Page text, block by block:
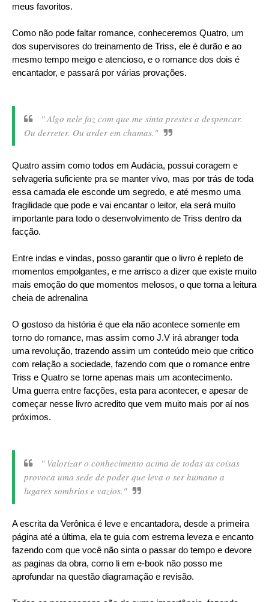
meus favoritos.
Como não pode faltar romance, conheceremos Quatro, um
dos supervisores do treinamento de Triss, ele é durão e ao
mesmo tempo meigo e atencioso, e o romance dos dois é
encantador, e passará por várias provações.
" Algo nele faz com que me sinta prestes a despencar.
Ou derreter. Ou arder em chamas."
Quatro assim como todos em Audácia, possui coragem e
selvageria suficiente pra se manter vivo, mas por trás de toda
essa camada ele esconde um segredo, e até mesmo uma
fragilidade que pode e vai encantar o leitor, ela será muito
importante para todo o desenvolvimento de Triss dentro da
facção.
Entre indas e vindas, posso garantir que o livro é repleto de
momentos empolgantes, e me arrisco a dizer que existe muito
mais emoção do que momentos melosos, o que torna a leitura
cheia de adrenalina
O gostoso da história é que ela não acontece somente em
torno do romance, mas assim como J.V irá abranger toda
uma revolução, trazendo assim um conteúdo meio que critico
com relação a sociedade, fazendo com que o romance entre
Triss e Quatro se torne apenas mais um acontecimento.
Uma guerra entre facções, esta para acontecer, e apesar de
começar nesse livro acredito que vem muito mais por aí nos
próximos.
" Valorizar o conhecimento acima de todas as coisas
provoca uma sede de poder que leva o ser humano a
lugares sombrios e vazios."
A escrita da Verônica é leve e encantadora, desde a primeira
página até a última, ela te guia com estrema leveza e encanto
fazendo com que você não sinta o passar do tempo e devore
as paginas da obra, como li em e-book não posso me
aprofundar na questão diagramação e revisão.